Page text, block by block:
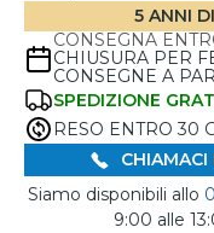
5 ANNI
CONSEGNA
CHIUSURA PER
CONSEGNE A
SPEDIZIONE
RESO ENTRO 30
CHIAMACI
Siamo disponibili allo
9:00 alle